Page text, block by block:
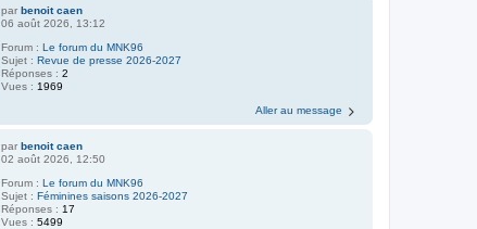
parbenoit caen
06 août 2026, 13:12
Forum :Le forum du MNK96
Sujet :Revue de presse 2026-2027
Réponses :2
Vues : 1969
Aller au message
parbenoit caen
02 août 2026, 12:50
Forum :Le forum du MNK96
Sujet :Féminines saisons 2026-2027
Réponses : 17
Vues :5499